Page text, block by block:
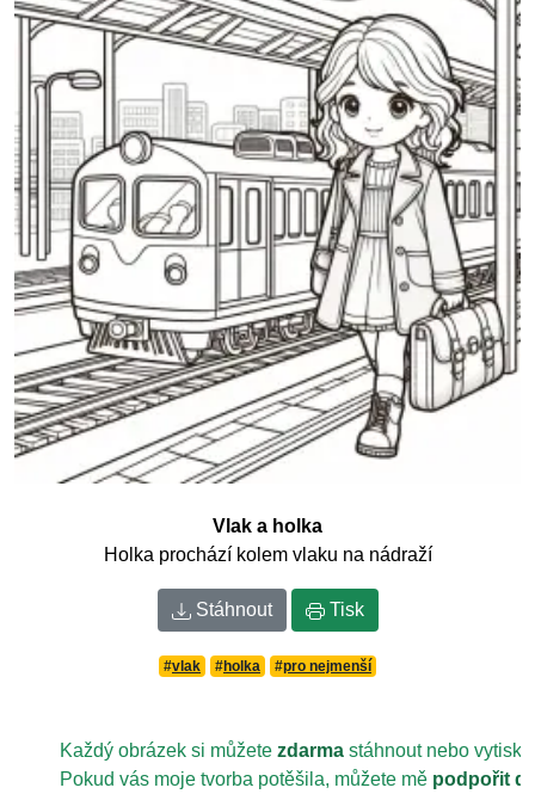
Vlak a holka
Holka prochází kolem vlaku na nádraží
Stáhnout Tisk
#vlak #holka #pro nejmenší
Každý obrázek si můžete zdarma stáhnout nebo
Pokud vás moje tvorba potěšila, můžete mě podpořit